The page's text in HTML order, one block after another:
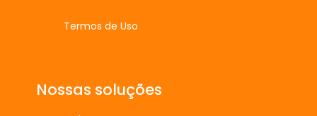
Termos de Uso
Nossas soluções